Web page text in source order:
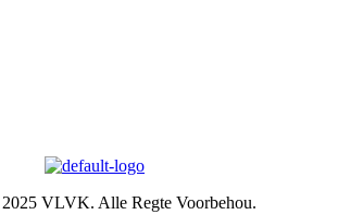
VLVK. Alle Regte Voorbehou.